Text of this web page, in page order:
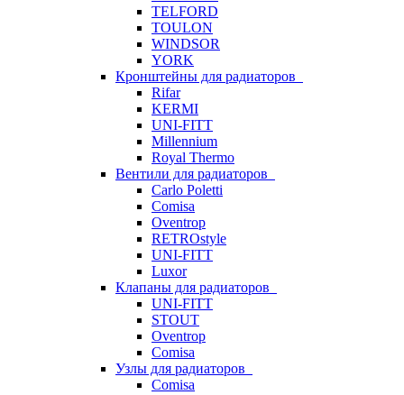
TELFORD
TOULON
WINDSOR
YORK
Кронштейны для радиаторов
Rifar
KERMI
UNI-FITT
Millennium
Royal Thermo
Вентили для радиаторов
Carlo Poletti
Comisa
Oventrop
RETROstyle
UNI-FITT
Luxor
Клапаны для радиаторов
UNI-FITT
STOUT
Oventrop
Comisa
Узлы для радиаторов
Comisa